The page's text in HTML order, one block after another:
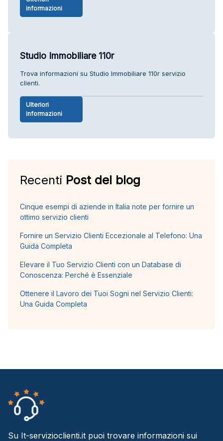
informazioni
Studio Immobiliare 110r
Trova informazioni su Studio Immobiliare 110r servizio
clienti.
Ulteriori
informazioni
Recenti Post del blog
Cinque esempi di aziende in Italia note per fornire un
ottimo servizio clienti
Fornire un Servizio Clienti Eccezionale al Telefono: Una
Guida Completa
Elevare il Tuo Servizio Clienti con un Database di
Conoscenza: Perché è Essenziale
Ottenere il Lavoro dei Tuoi Sogni nel Servizio Clienti:
Una Guida Completa
Su It-servizioclienti.it puoi trovare informazioni sui